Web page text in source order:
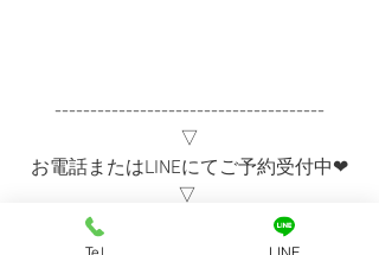
--------------------------------------
▽
お電話またはLINEにてご予約受付中❤︎
▽
TEL→080-6603-3474
Tel LINE